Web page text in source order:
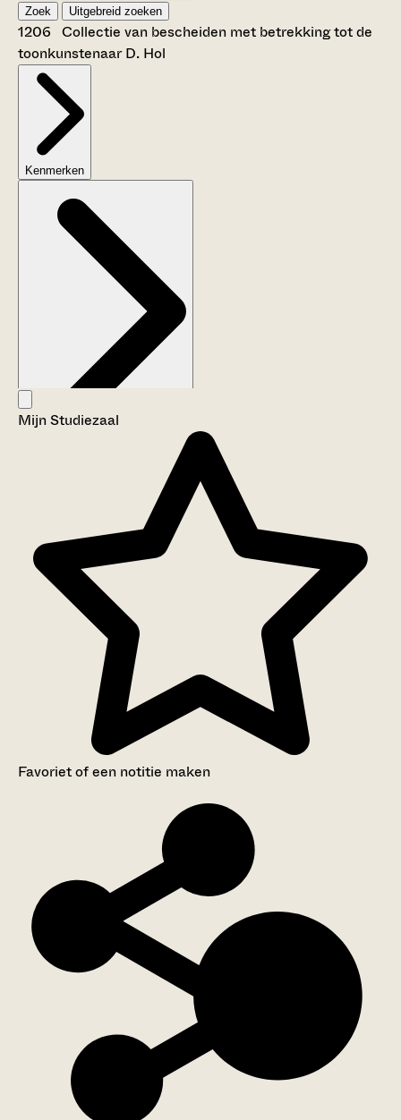
Zoek Uitgebreid zoeken
1206 Collectie van bescheiden met betrekking tot de
toonkunstenaar D. Hol
Kenmerken
Aanwijzingen voor de gebruiker
Inleiding
Mijn Studiezaal
Favoriet of een notitie maken